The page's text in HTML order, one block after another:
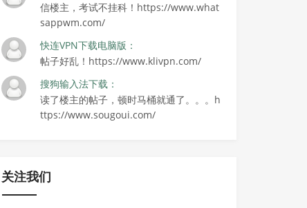
信楼主，考试不挂科！https://www.what
sappwm.com/
快连VPN下载电脑版：
帖子好乱！https://www.klivpn.com/
搜狗输入法下载：
读了楼主的帖子，顿时马桶就通了。。。h
ttps://www.sougoui.com/
关注我们